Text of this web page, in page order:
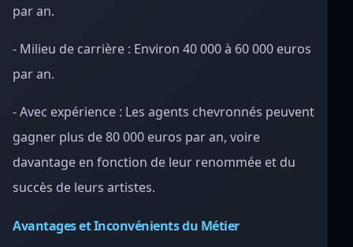
par an.
- Milieu de carrière : Environ 40 000 à 60 000 euros
par an.
- Avec expérience : Les agents chevronnés peuvent
gagner plus de 80 000 euros par an, voire
davantage en fonction de leur renommée et du
succès de leurs artistes.
Avantages et Inconvénients du Métier